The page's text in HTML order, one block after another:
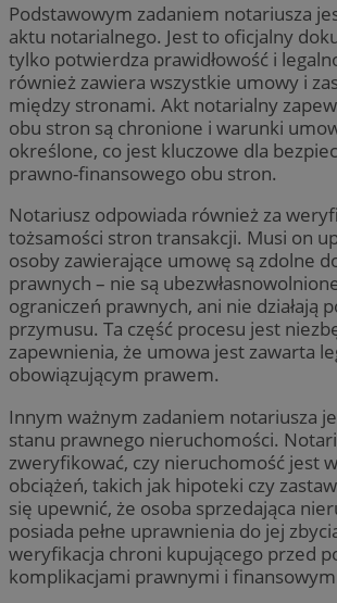
Podstawowym zadaniem notariusza
aktu notarialnego. Jest to oficjalny
tylko potwierdza prawidłowość i
również zawiera wszystkie umowy i
między stronami. Akt notarialny
obu stron są chronione i warunki
określone, co jest kluczowe dla
prawno-finansowego obu stron.
Notariusz odpowiada również za
tożsamości stron transakcji. Musi on
osoby zawierające umowę są zdolne
prawnych – nie są
ograniczeń prawnych, ani nie działają
przymusu. Ta część procesu jest
zapewnienia, że umowa jest zawarta
obowiązującym prawem.
Innym ważnym zadaniem notariusza
stanu prawnego nieruchomości.
zweryfikować, czy nieruchomość jest
obciążeń, takich jak hipoteki czy
się upewnić, że osoba sprzedająca
posiada pełne uprawnienia do jej
weryfikacja chroni kupującego przed
komplikacjami prawnymi i